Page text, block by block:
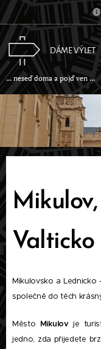
DÁME VÝLET
... neseď doma a pojď ven ...
Valticko
Mikulovsko a Lednicko
společně do těch
Město Mikulovje
jedno, zda přijedete